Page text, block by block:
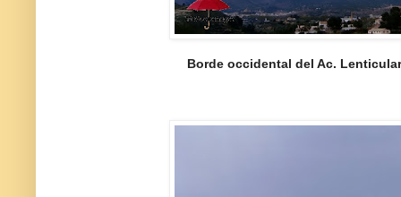
Borde occidental del Ac.